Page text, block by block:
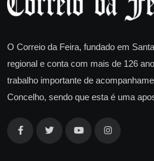
O Correio da Feira, fundado em
regional e conta com mais de 126
trabalho importante de
Concelho, sendo que esta é uma